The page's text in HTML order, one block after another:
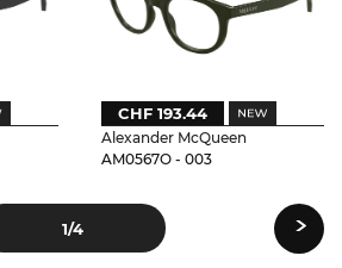
Alexander McQueen
AM0567O - 003
CHF 193.44
1/4 ›